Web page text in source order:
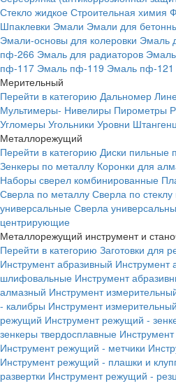
Стекло жидкое Строительная химия
Шпаклевки Эмали Эмали для
Эмали-основы для колеровки Эмаль
пф-266 Эмаль для радиаторов
пф-117 Эмаль пф-119 Эмаль пф-121
Мерительный
Перейти в категорию Дальномер
Мультимеры- Нивелиры Пирометры
Угломеры Угольники Уровни
Металлорежущий
Перейти в категорию Диски пильные
Зенкеры по металлу Коронки для
Наборы сверел комбинированные
Сверла по металлу Сверла по
универсальные Сверла
центрирующие
Металлорежущий инструмент и
Перейти в категорию Заготовки для
Инструмент абразивный Инструмент
шлифовальные Инструмент
алмазный Инструмент
- калибры Инструмент
режущий Инструмент режущий -
зенкеры твердосплавные
Инструмент режущий - метчики
Инструмент режущий - плашки и
развертки Инструмент режущий -